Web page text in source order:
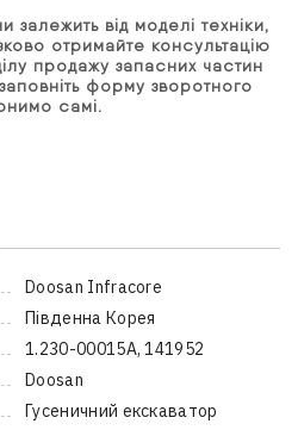
залежить від моделі техніки,
отримайте консультацію
продажу запасних частин
форму зворотного
самі.
Doosan Infracore
Південна Корея
1.230-00015А, 141952
Doosan
Гусеничний екскаватор